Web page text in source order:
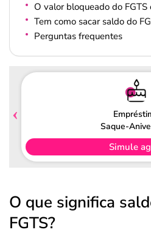
O valor bloqueado do
Tem como sacar saldo do
Perguntas frequentes
Saque-
Simule
O que significa
FGTS?